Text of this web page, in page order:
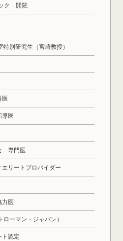
ク 開院
別研究生（宮崎教授）
医
導医
専門医
リートプロバイダー
医
ーマン・ジャパン）
ト認定